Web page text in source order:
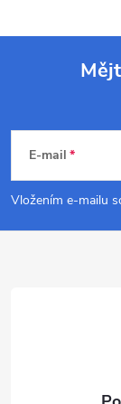
p
a
E-mail
Vložením e-mailu